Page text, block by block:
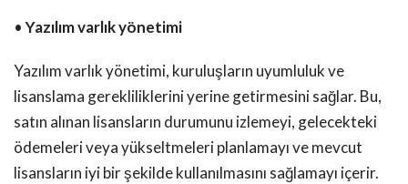
•Yazılım varlık yönetimi
Yazılım varlık yönetimi, kuruluşların uyumluluk ve
lisanslama gerekliliklerini yerine getirmesini sağlar. Bu,
satın alınan lisansların durumunu izlemeyi, gelecekteki
ödemeleri veya yükseltmeleri planlamayı ve mevcut
lisansların iyi bir şekilde kullanılmasını sağlamayı içerir.